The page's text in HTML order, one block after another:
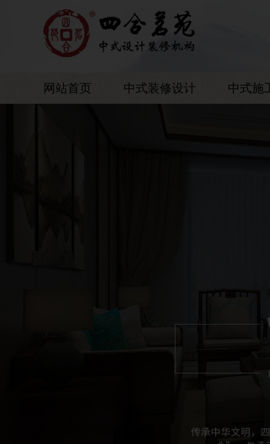
网站首页 中式装修设计 中式施